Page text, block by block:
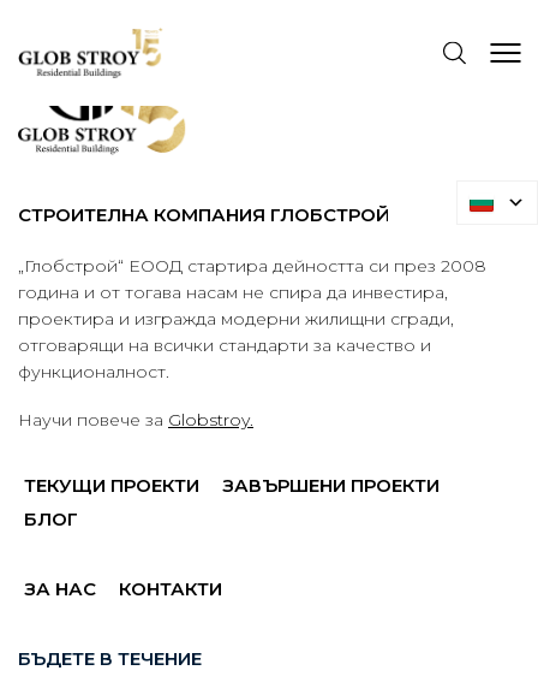
СТРОИТЕЛНА КОМПАНИЯ ГЛОБСТРОЙ
„Глобстрой“ ЕООД стартира дейността си през 2008
година и от тогава насам не спира да инвестира,
проектира и изгражда модерни жилищни сгради,
отговарящи на всички стандарти за качество и
функционалност.
Научи повече за Globstroy.
ТЕКУЩИ ПРОЕКТИ
ЗАВЪРШЕНИ ПРОЕКТИ
БЛОГ
ЗА НАС КОНТАКТИ
БЪДЕТЕ В ТЕЧЕНИЕ